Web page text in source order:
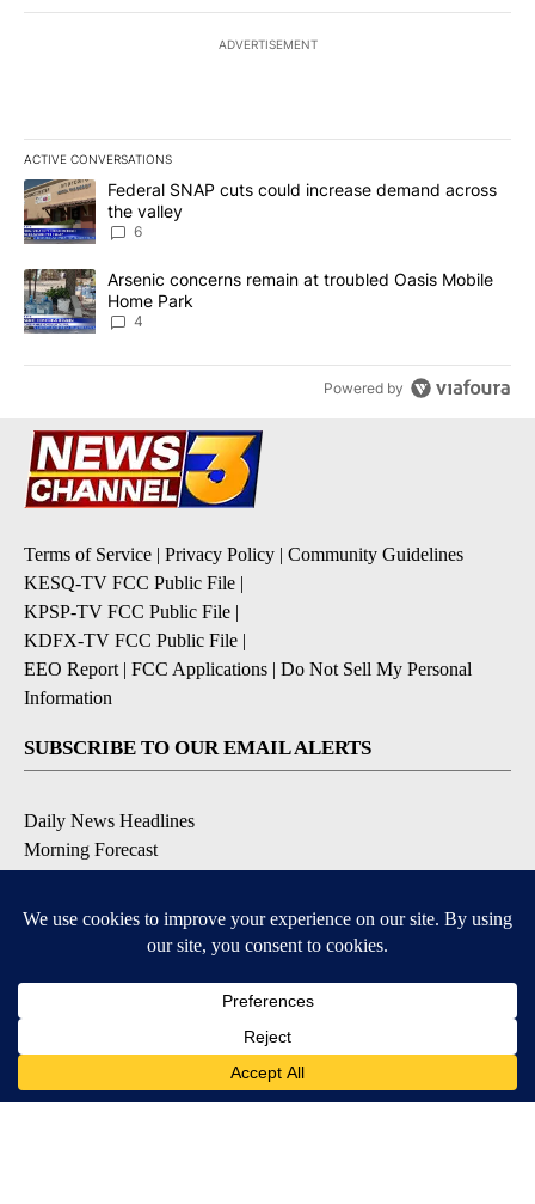
ADVERTISEMENT
ACTIVE CONVERSATIONS
The following is a list of the most commented articles in the last
A trending article titled "Federal SNAP cuts could increase
Federal SNAP cuts could increase demand across
the valley
6
A trending article titled "Arsenic concerns remain at troubled
Arsenic concerns remain at troubled Oasis Mobile
Home Park
4
Powered by
Terms of Service | Privacy Policy | Community Guidelines
KESQ-TV FCC Public File |
KPSP-TV FCC Public File |
KDFX-TV FCC Public File |
EEO Report | FCC Applications | Do Not Sell My Personal
Information
SUBSCRIBE TO OUR EMAIL ALERTS
Daily News Headlines
Morning Forecast
Contests & Promotions
DOWNLOAD OUR APPS
Available for iOS and Android